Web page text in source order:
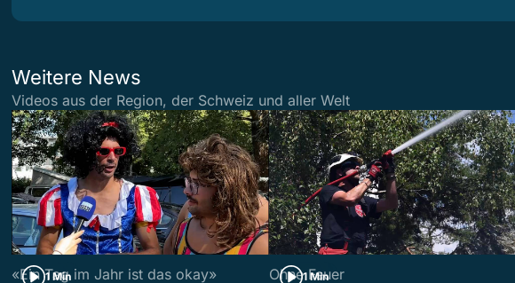
Weitere News
Videos aus der Region, der Schweiz und aller Welt
1 Min
«Ein Tag im Jahr ist das okay» 1 Min
Ohne Feuer